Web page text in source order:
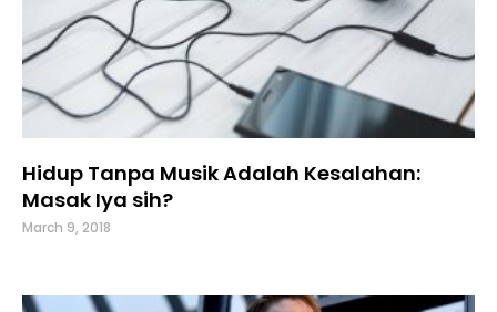
Hidup Tanpa Musik Adalah Kesalahan:
Masak Iya sih?
March 9, 2018